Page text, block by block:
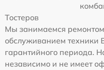
Тостеров
Мы занимаемся
обслуживанием техники
гарантийного периода.
независимо и не имеет